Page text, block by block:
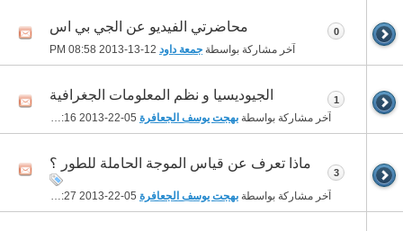
محاضرتي الفيديو عن الجي بي اس
آخر مشاركة بواسطة جمعة داود 08:58 PM
0
الجيوديسيا و نظم المعلومات الجغرافية
آخر مشاركة بواسطة بهجت يوسف الجعافرة 02:16 PM
1
ماذا تعرف عن قياس الموجة الحاملة للطور ؟
آخر مشاركة بواسطة بهجت يوسف الجعافرة 01:27 PM
3